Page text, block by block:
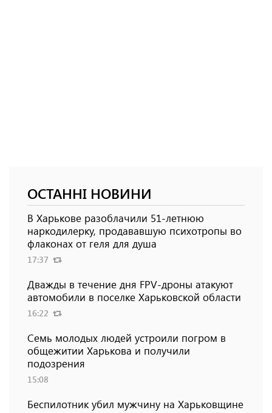
ОСТАННІ НОВИНИ
В Харькове разоблачили 51-летнюю
наркодилерку, продававшую психотропы во
флаконах от геля для душа
17:37
Дважды в течение дня FPV-дроны атакуют
автомобили в поселке Харьковской области
16:22
Семь молодых людей устроили погром в
общежитии Харькова и получили
подозрения
15:08
Беспилотник убил мужчину на Харьковщине